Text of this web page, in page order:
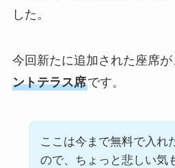
した。
今回新たに追加された座席が
ントテラス席です。
ここは今まで無料で入れ
ので、ちょっと悲しい気